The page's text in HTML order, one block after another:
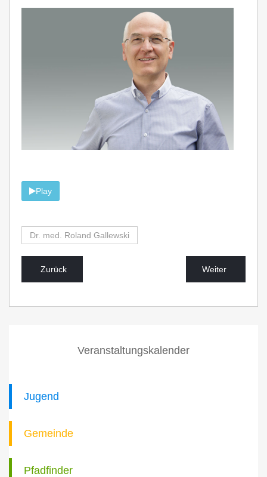
Play
Dr. med. Roland Gallewski
Zurück Weiter
Veranstaltungskalender
Jugend
Gemeinde
Pfadfinder